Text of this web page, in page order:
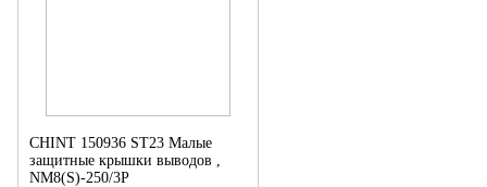
CHINT 150936 ST23 Малые
защитные крышки выводов ,
NM8(S)-250/3P